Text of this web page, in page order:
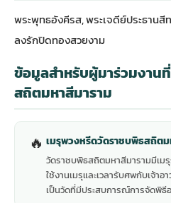
พระพุทธอังคีรส, พระเจดีย์ประธานสี
ลงรักปิดทองสวยงาม
ข้อมูลสำหรับผู้มาร่วมงา
สถิตมหาสีมาราม
🔥 เมรุพวงหรีดวัดราชบพิธสถิตม
วัดราชบพิธสถิตมหาสีมารามมีเ
ใช้งานเมรุและเวลารับศพกับเจ้า
เป็นวัดที่มีประสบการณ์การจัดพิธี